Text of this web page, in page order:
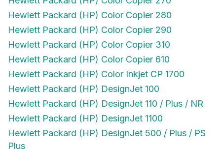
Hewlett Packard (HP) Color Copier 280
Hewlett Packard (HP) Color Copier 290
Hewlett Packard (HP) Color Copier 310
Hewlett Packard (HP) Color Copier 610
Hewlett Packard (HP) Color Inkjet CP 1700
Hewlett Packard (HP) DesignJet 100
Hewlett Packard (HP) DesignJet 110 / Plus / NR
Hewlett Packard (HP) DesignJet 1100
Hewlett Packard (HP) DesignJet 500 / Plus / PS